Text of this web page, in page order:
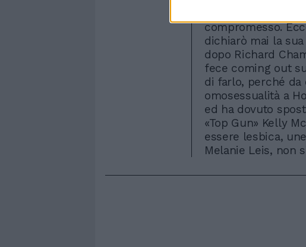
compromesso.
dichiarò mai la
dopo Richard
fece coming out
di farlo, perché da
omosessualità a
ed ha dovuto
«Top Gun» Kelly
essere lesbica,
Melanie Leis, non